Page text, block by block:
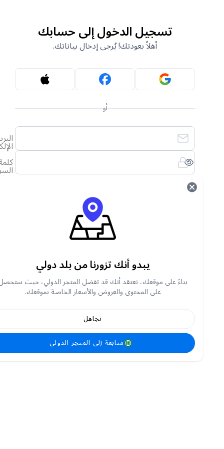
تسجيل الدخول إلى حسابك
أهلاً بعودتك! يُرجى إدخال بياناتك.
أو
الإلكتروني
السر
لقد نسيت كلمة المرور الخاصة بي
تسجيل الدخول
أنشئ حساب جديد
يبدو أنك تزورنا من بلد دولي
بناءً على موقعك، نعتقد أنك قد تفضل المتجر الدولي، حيث ستحصل
على المحتوى والعروض والأسعار الخاصة بموقعك.
متابعة إلى المتجر الدولي